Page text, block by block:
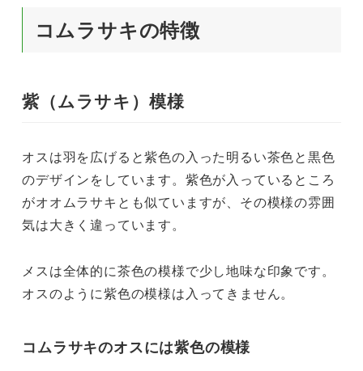
コムラサキの特徴
紫（ムラサキ）模様
オスは羽を広げると紫色の入った明るい茶色と黒色
のデザインをしています。紫色が入っているところ
がオオムラサキとも似ていますが、その模様の雰囲
気は大きく違っています。
メスは全体的に茶色の模様で少し地味な印象です。
オスのように紫色の模様は入ってきません。
コムラサキのオスには紫色の模様